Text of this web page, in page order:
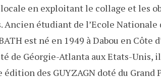
en exploitant le collage et les
étudiant de l’Ecole Nationale
est né en 1949 à Dabou en
de Géorgie-Atlanta aux Etats-Unis,
des GUYZAGN doté du Grand